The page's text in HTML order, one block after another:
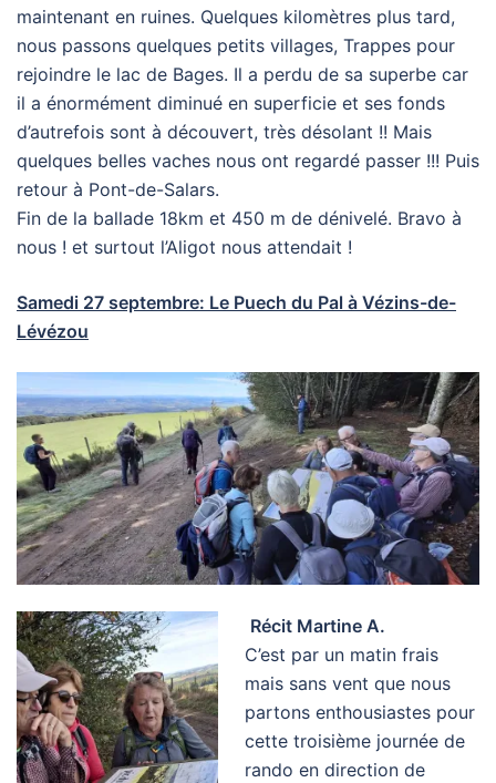
maintenant en ruines. Quelques kilomètres plus tard,
nous passons quelques petits villages, Trappes pour
rejoindre le lac de Bages. Il a perdu de sa superbe car
il a énormément diminué en superficie et ses fonds
d’autrefois sont à découvert, très désolant !! Mais
quelques belles vaches nous ont regardé passer !!! Puis
retour à Pont-de-Salars.
Fin de la ballade 18km et 450 m de dénivelé. Bravo à
nous ! et surtout l’Aligot nous attendait !
Samedi 27 septembre: Le Puech du Pal à Vézins-de-
Lévézou
Récit Martine A.
C’est par un matin frais
mais sans vent que nous
partons enthousiastes pour
cette troisième journée de
rando en direction de